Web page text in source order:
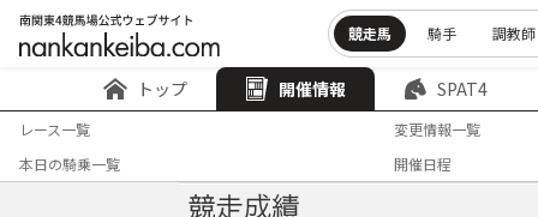
競走馬 騎手 調教師
トップ 開催情報 SPAT4
レース一覧
変更情報一覧
本日の騎乗一覧
開催日程